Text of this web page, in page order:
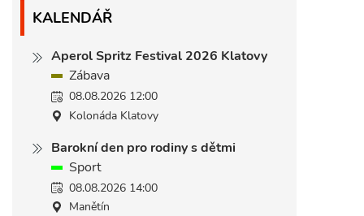
KALENDÁŘ
Aperol Spritz Festival 2026 Klatovy
Zábava
08.08.2026 12:00
Kolonáda Klatovy
Barokní den pro rodiny s dětmi
Sport
08.08.2026 14:00
Manětín